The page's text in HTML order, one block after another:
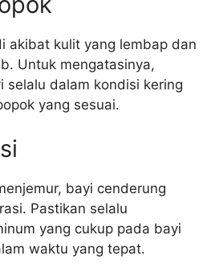
akibat kulit yang lembap dan
Untuk mengatasinya,
selalu dalam kondisi kering
yang sesuai.
bayi cenderung
Pastikan selalu
yang cukup pada bayi
waktu yang tepat.